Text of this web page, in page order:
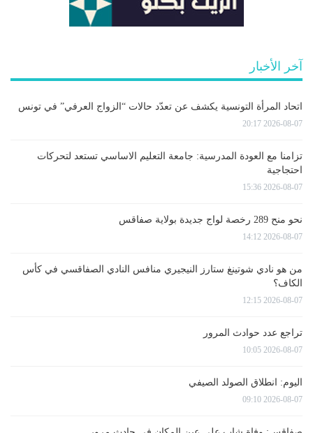
آخر الأخبار
اتحاد المرأة التونسية يكشف عن تعدّد حالات “الزواج العرفي” في تونس
2026-08-07 20:17
تزامنا مع العودة المدرسية: جامعة التعليم الاساسي تستعد لتحركات
احتجاجية
2026-08-07 15:36
نحو منح 289 رخصة لواج جديدة بولاية صفاقس
2026-08-07 14:12
من هو نادي شوتينغ ستارز النيجيري منافس النادي الصفاقسي في كأس
الكاف؟
2026-08-07 12:15
تراجع عدد حوادث المرور
2026-08-07 10:05
اليوم: انطلاق الصولد الصيفي
2026-08-07 09:10